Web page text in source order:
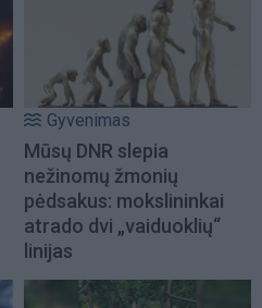
Gyvenimas
Mūsų DNR slepia
nežinomų žmonių
pėdsakus: mokslininkai
atrado dvi „vaiduoklių“
linijas